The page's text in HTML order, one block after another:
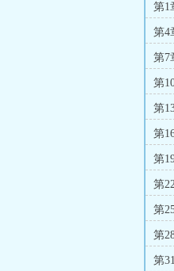
第1
第4
第7
第
第
第
第
第
第
第
第